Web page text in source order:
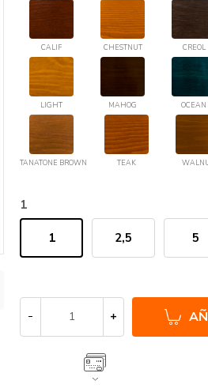
CALIF CHESTNUT CREOL
LIGHT MAHOG OCEAN
TANATONE BROWN TEAK
1
1 2,5 5